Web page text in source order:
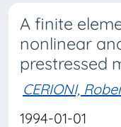
A finite
nonlinear
prestressed
CERIONI,
1994-01-01